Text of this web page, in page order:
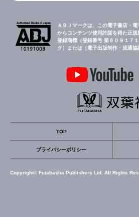
ＡＢＪマークは、この電子書店・
からコンテンツ使用許諾を得た正
登録商標（登録番号 第６０９１７
ク］または［電子出版制作・流通協
TOP
プライバシーポリシー
Copyright© Futabasha Publishers Ltd. All Rights